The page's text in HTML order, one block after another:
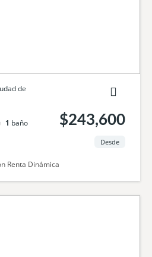
de
1 baño
$243,600
Desde
Renta Dinámica